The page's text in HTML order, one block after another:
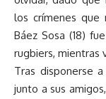
los crímenes que
Báez Sosa (18)
rugbiers, mientras
Tras disponerse
junto a sus